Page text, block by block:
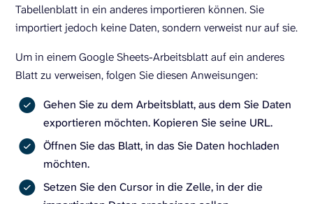
Tabellenblatt in ein anderes importieren können. Sie
importiert jedoch keine Daten, sondern verweist nur auf sie.
Um in einem Google Sheets-Arbeitsblatt auf ein anderes
Blatt zu verweisen, folgen Sie diesen Anweisungen:
Gehen Sie zu dem Arbeitsblatt, aus dem Sie Daten
exportieren möchten. Kopieren Sie seine URL.
Öffnen Sie das Blatt, in das Sie Daten hochladen
möchten.
Setzen Sie den Cursor in die Zelle, in der die